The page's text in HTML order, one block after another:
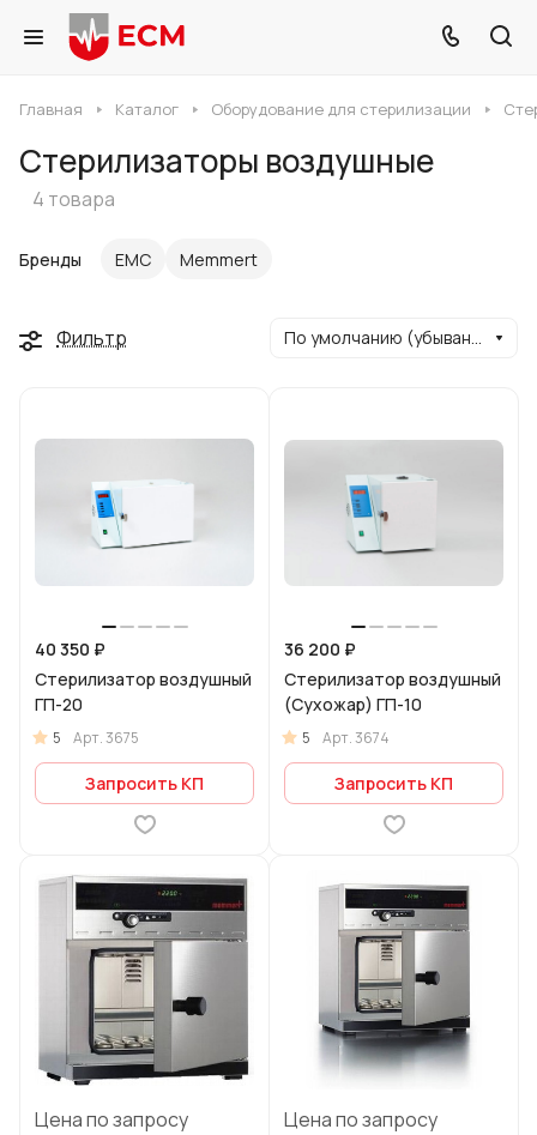
Главная Каталог Оборудование для стерилизации
Стерилизаторы воздушные
4 товара
Бренды ЕМС Memmert
Фильтр По умолчанию (убывание)
40 350 ₽
Стерилизатор воздушный
ГП-20
5 Арт.3675
Запросить КП
36 200 ₽
Стерилизатор воздушный
(Сухожар) ГП-10
5 Арт.3674
Запросить КП
Цена по запросу Цена по запросу